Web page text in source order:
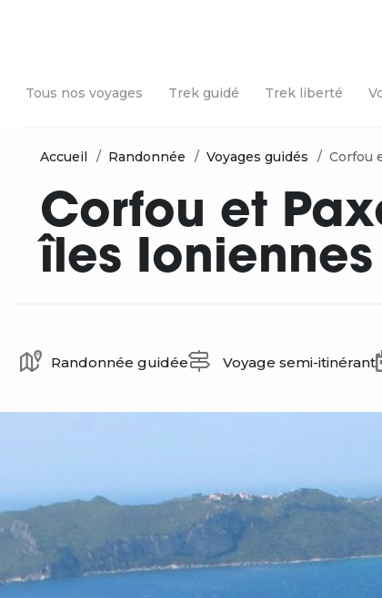
Tous nos voyages Trek guidé Trek liberté
Accueil Randonnée Voyages guidés Corfou
Corfou et
îles Ioniennes
Randonnée guidée Voyage semi-itinérant